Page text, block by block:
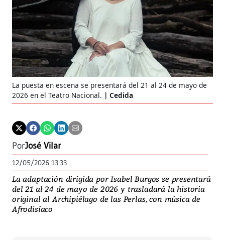
La puesta en escena se presentará del 21 al 24 de mayo de
2026 en el Teatro Nacional.
Cedida
PorJosé Vilar
12/05/2026 13:33
La adaptación dirigida por Isabel Burgos se presentará
del 21 al 24 de mayo de 2026 y trasladará la historia
original al Archipiélago de las Perlas, con música de
Afrodisíaco